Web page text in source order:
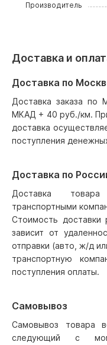
Производитель
Доставка и
Доставка по
Доставка заказа
МКАД + 40 руб./км.
доставка
поступления
Доставка по
Доставка
транспортными
Стоимость
зависит от
отправки (авто, ж/д
транспортную
поступления оплаты.
Самовывоз
Самовывоз товара
следующий с